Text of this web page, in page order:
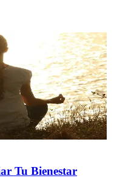
Tu Bienestar